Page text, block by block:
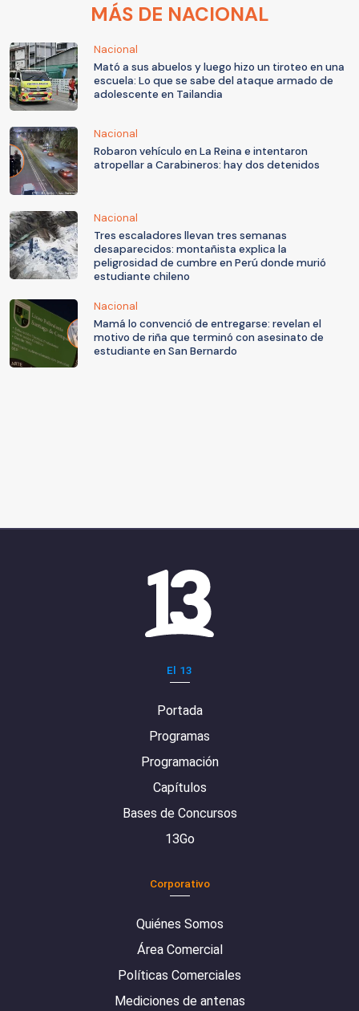
MÁS DE NACIONAL
Nacional
Mató a sus abuelos y luego hizo un tiroteo en una
escuela: Lo que se sabe del ataque armado de
adolescente en Tailandia
Nacional
Robaron vehículo en La Reina e intentaron
atropellar a Carabineros: hay dos detenidos
Nacional
Tres escaladores llevan tres semanas
desaparecidos: montañista explica la
peligrosidad de cumbre en Perú donde murió
estudiante chileno
Nacional
Mamá lo convenció de entregarse: revelan el
motivo de riña que terminó con asesinato de
estudiante en San Bernardo
El 13
Portada
Programas
Programación
Capítulos
Bases de Concursos
13Go
Corporativo
Quiénes Somos
Área Comercial
Políticas Comerciales
Mediciones de antenas